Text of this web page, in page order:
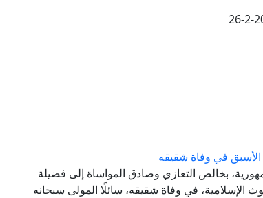
26-2-
الأسبق في وفاة شقيقه
بخالص التعازي وصادق المواساة إلى فضيلة
الإسلامية، في وفاة شقيقه، سائلًا المولى سبحانه